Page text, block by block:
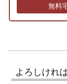
無料
よろしけれ